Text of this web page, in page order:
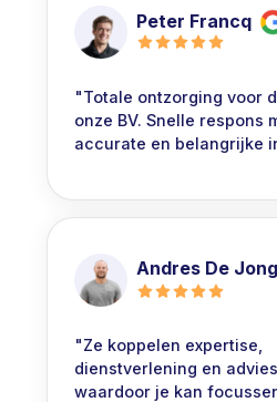
Peter Francq
"Totale ontzorging voor
onze BV. Snelle respons
accurate en belangrijke
Andres De
"Ze koppelen expertise,
dienstverlening en
waardoor je kan